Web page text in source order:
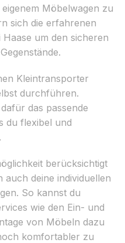
eigenem Möbelwagen zu
sich die erfahrenen
um den sicheren
Kleintransporter
durchführen.
das passende
du flexibel und
berücksichtigt
deine individuellen
So kannst du
wie den Ein- und
von Möbeln dazu
komfortabler zu